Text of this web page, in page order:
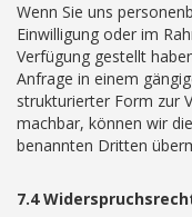
Wenn Sie uns
Einwilligung oder im
Verfügung gestellt
Anfrage in einem
strukturierter Form zur
machbar, können wir
benannten Dritten
7.4